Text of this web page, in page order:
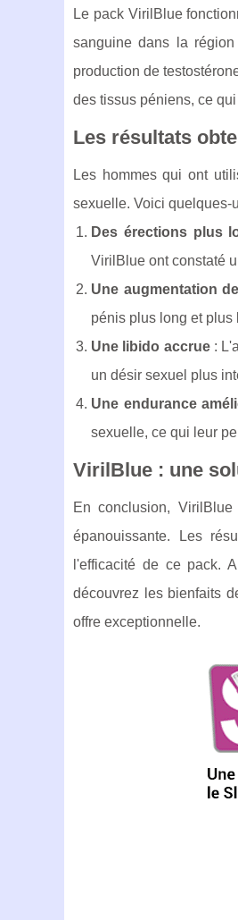
Le pack VirilBlue
sanguine dans la
production de
des tissus péniens, ce
Les résultats
Les hommes qui ont
sexuelle. Voici quelques-
Des érections plus
VirilBlue ont constaté
Une augmentation
pénis plus long et plus
Une libido accrue:
un désir sexuel plus
Une endurance
sexuelle, ce qui leur
VirilBlue : une
En conclusion,
épanouissante. Les
l'efficacité de ce pack.
découvrez les bienfaits
offre exceptionnelle.